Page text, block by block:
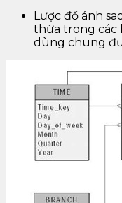
Lược đồ ánh
thừa trong các
dùng chung